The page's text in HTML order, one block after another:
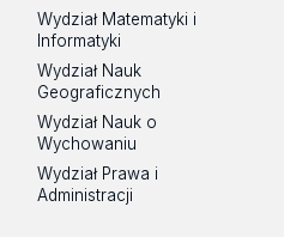
Wydział Matematyki i
Informatyki
Wydział Nauk
Geograficznych
Wydział Nauk o
Wychowaniu
Wydział Prawa i
Administracji